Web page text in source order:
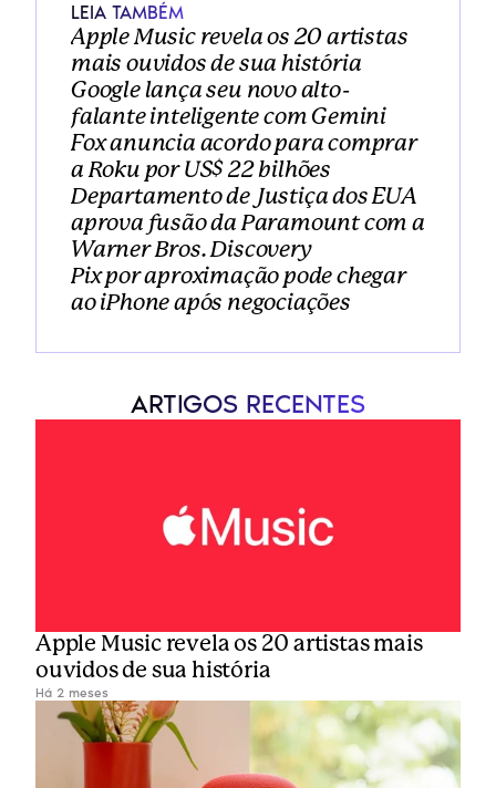
LEIA TAMBÉM
Apple Music revela os 20 artistas
mais ouvidos de sua história
Google lança seu novo alto-
falante inteligente com Gemini
Fox anuncia acordo para comprar
a Roku por US$ 22 bilhões
Departamento de Justiça dos EUA
aprova fusão da Paramount com a
Warner Bros. Discovery
Pix por aproximação pode chegar
ao iPhone após negociações
ARTIGOS RECENTES
Apple Music revela os 20 artistas mais
ouvidos de sua história
Há 2 meses